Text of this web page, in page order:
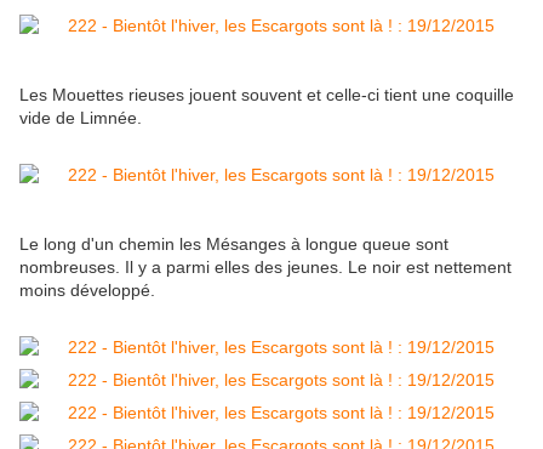
Les Mouettes rieuses jouent souvent et celle-ci tient une coquille
vide de Limnée.
Le long d'un chemin les Mésanges à longue queue sont
nombreuses. Il y a parmi elles des jeunes. Le noir est nettement
moins développé.